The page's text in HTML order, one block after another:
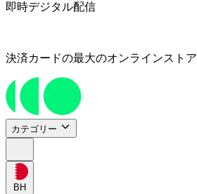
即時デジタル配信
決済カードの最大のオンラインストア
カテゴリー
BH